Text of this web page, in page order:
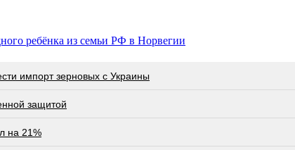
ребёнка из семьи РФ в Норвегии
импорт зерновых с Украины
защитой
на 21%